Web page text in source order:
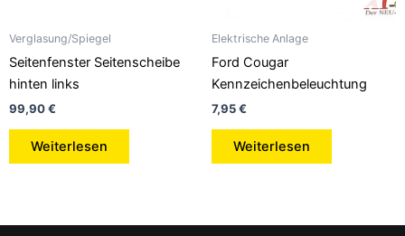
Verglasung/Spiegel
Seitenfenster Seitenscheibe
hinten links
99,90€
Weiterlesen
Elektrische Anlage
Ford Cougar
Kennzeichenbeleuchtung
7,95€
Weiterlesen